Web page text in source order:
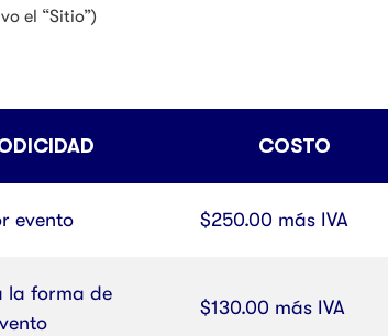
el “Sitio”)
COSTO
evento $250.00 más IVA
la forma de
$130.00 más IVA